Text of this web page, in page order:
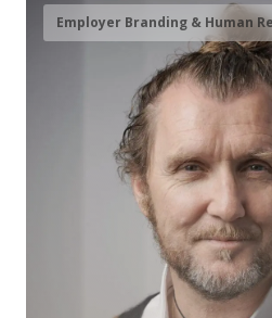
Employer Branding & Human